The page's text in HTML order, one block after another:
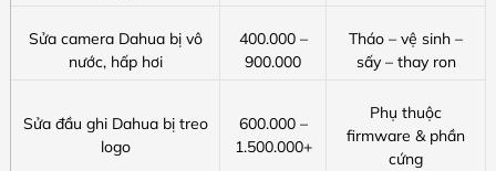
Sửa camera Dahua bị vô
nước, hấp hơi
400.000 –
900.000
Tháo – vệ sinh –
sấy – thay ron
Sửa đầu ghi Dahua bị treo
logo
600.000 –
1.500.000+
Phụ thuộc
firmware & phần
cứng